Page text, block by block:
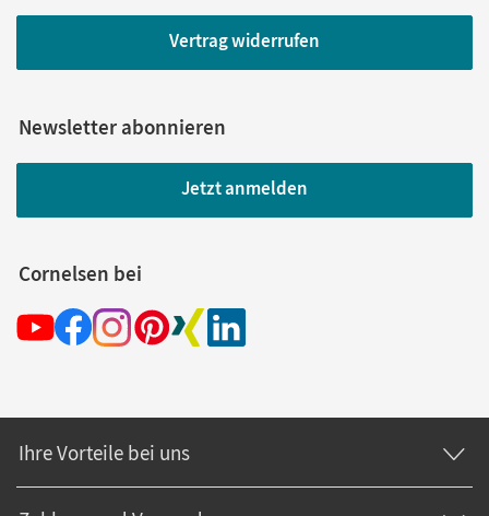
Vertrag widerrufen
Newsletter abonnieren
Jetzt anmelden
Cornelsen bei
Ihre Vorteile bei uns